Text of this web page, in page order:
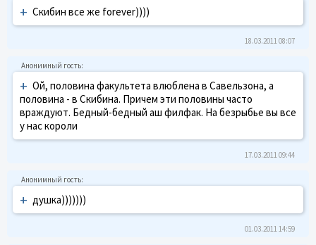
+ Скибин все же forever))))
18.03.2011 08:07
+ Ой, половина факультета влюблена в Савельзона, а
половина - в Скибина. Причем эти половины часто
враждуют. Бедный-бедный аш филфак. На безрыбье вы все
у нас короли
17.03.2011 09:44
+ душка)))))))
01.03.2011 14:59